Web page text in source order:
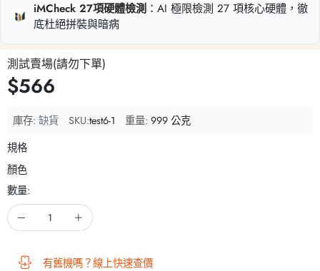
iMCheck 27項硬體檢測 ：AI 極限檢測 27 項核心硬體，徹
底杜絕拼裝與暗病
測試賣場(請勿下單)
$566
庫存: 缺貨 SKU:test6-1 重量: 999 公克
規格
顏色
數量:
有舊機嗎？線上快速查價